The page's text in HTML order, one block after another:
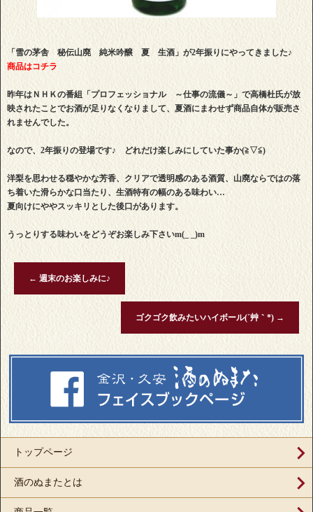
「雪の茅舎 秘伝山廃 純米吟醸 夏 生酒」が2年振りにやってきました♪
商品はコチラ
昨年はＮＨＫの番組「プロフェッショナル ～仕事の流儀～」で高橋杜氏が放
映されたことでお酒が足りなくなりまして、夏酒にまわせず商品自体が販売さ
れませんでした。
なので、2年振りの登場です♪ どれだけ楽しみにしていた事か(≧▽≦)
洋梨を思わせる穏やかな芳香、クリアで透明感のある酒質、山廃ならではの落
ち着いた滑らかな口当たり、生酒特有の幅のある味わい…
夏向けにややスッキリとした後口があります。
うっとりする味わいをどうぞお楽しみ下さいm(_ _)m
← 週末のお楽しみに♪
ゴクゴク飲みたいハイボール(´艸｀*) →
トップページ
酒のぬまたとは